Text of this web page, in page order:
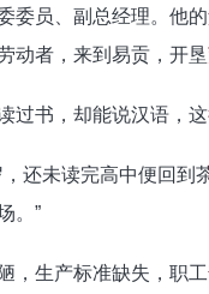
委员、副总经理。他
动者，来到易贡，开
过书，却能说汉语，
还未读完高中便回到
。”
，生产标准缺失，职